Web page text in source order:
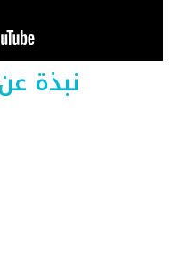
نبذة